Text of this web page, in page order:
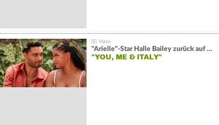
"Arielle"-Star Halle Bailey zurück auf der Leinwand:
"YOU, ME & ITALY"